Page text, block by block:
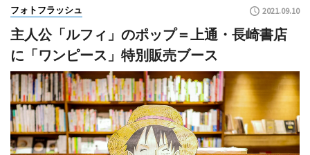
フォトフラッシュ 2021.09.10
主人公「ルフィ」のポップ＝上通・長崎書店
に「ワンピース」特別販売ブース